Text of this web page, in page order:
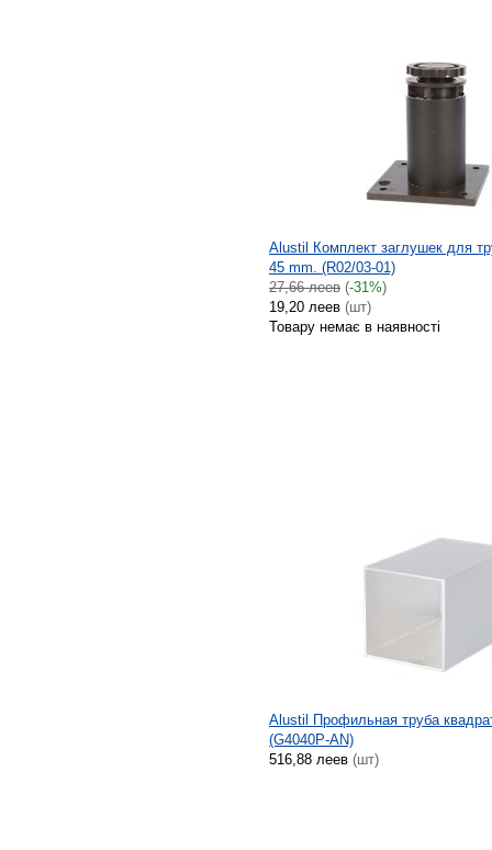
Alustil Комплект заглушек для
45 mm. (R02/03-01)
27,66 леев (-31%)
19,20 леев (шт)
Товару немає в наявності
Alustil Профильная труба
(G4040P-AN)
516,88 леев (шт)